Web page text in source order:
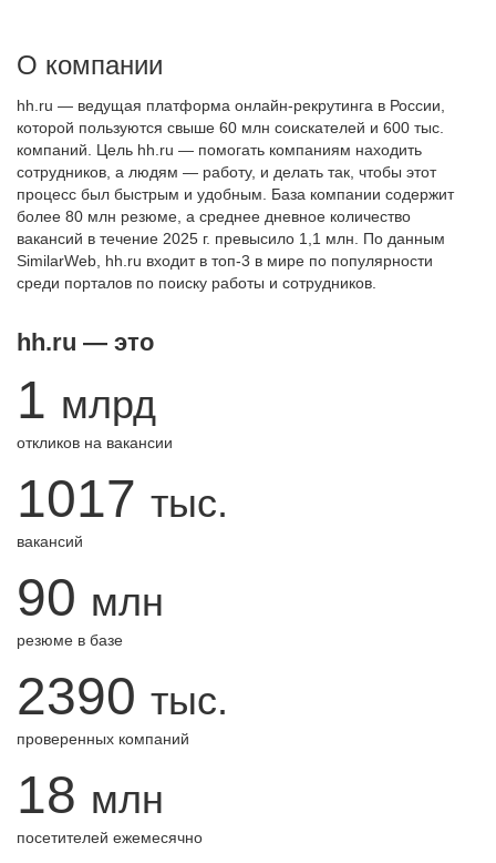
О компании
hh.ru — ведущая платформа онлайн-рекрутинга в России,
которой пользуются свыше 60 млн соискателей и 600 тыс.
компаний. Цель hh.ru — помогать компаниям находить
сотрудников, а людям — работу, и делать так, чтобы этот
процесс был быстрым и удобным. База компании содержит
более 80 млн резюме, а среднее дневное количество
вакансий в течение 2025 г. превысило 1,1 млн. По данным
SimilarWeb, hh.ru входит в топ-3 в мире по популярности
среди порталов по поиску работы и сотрудников.
hh.ru — это
1 млрд
откликов на вакансии
1017 тыс.
вакансий
90 млн
резюме в базе
2390 тыс.
проверенных компаний
18 млн
посетителей ежемесячно